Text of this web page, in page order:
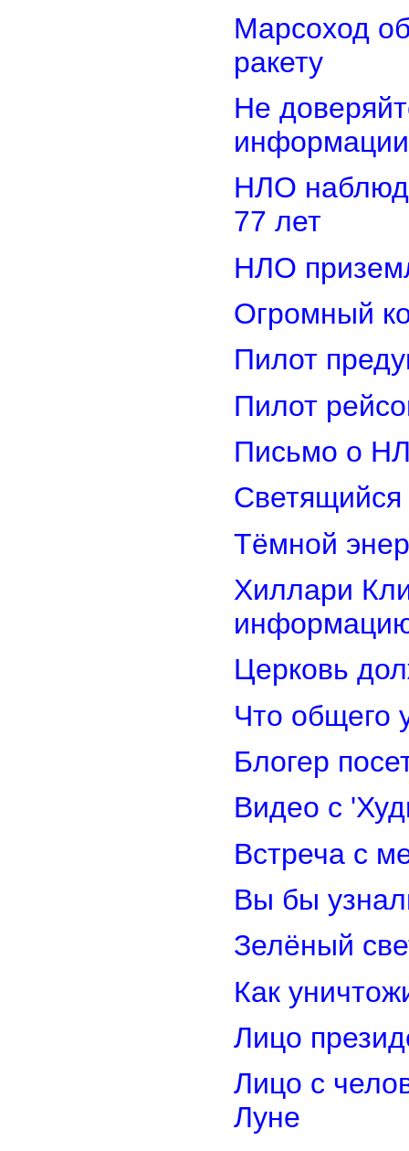
Марсоход
ракету
Не
информации
НЛО
77 лет
НЛО
Огромный
Пилот
Пилот
Письмо о
Светящийся
Тёмной
Хиллари
Церковь
Что общего
Блогер
Видео с
Встреча с
Вы бы
Зелёный
Как
Лицо
Лицо с
Луне